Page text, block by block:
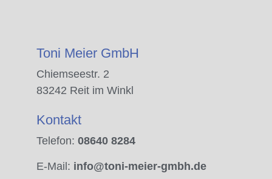
Toni Meier GmbH
Chiemseestr. 2
83242 Reit im Winkl
Kontakt
Telefon: 08640 8284
E-Mail: info@toni-meier-gmbh.de